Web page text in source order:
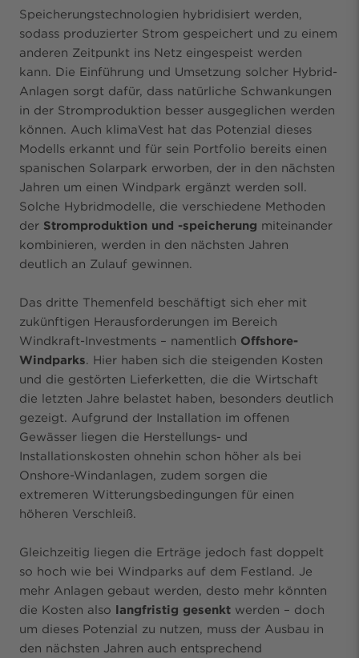
Speicherungstechnologien hybridisiert werden,
sodass produzierter Strom gespeichert und zu einem
anderen Zeitpunkt ins Netz eingespeist werden
kann. Die Einführung und Umsetzung solcher Hybrid-
Anlagen sorgt dafür, dass natürliche Schwankungen
in der Stromproduktion besser ausgeglichen werden
können. Auch klimaVest hat das Potenzial dieses
Modells erkannt und für sein Portfolio bereits einen
spanischen Solarpark erworben, der in den nächsten
Jahren um einen Windpark ergänzt werden soll.
Solche Hybridmodelle, die verschiedene Methoden
der Stromproduktion und -speicherung miteinander
kombinieren, werden in den nächsten Jahren
deutlich an Zulauf gewinnen.
Das dritte Themenfeld beschäftigt sich eher mit
zukünftigen Herausforderungen im Bereich
Windkraft-Investments – namentlich Offshore-
Windparks. Hier haben sich die steigenden Kosten
und die gestörten Lieferketten, die die Wirtschaft
die letzten Jahre belastet haben, besonders deutlich
gezeigt. Aufgrund der Installation im offenen
Gewässer liegen die Herstellungs- und
Installationskosten ohnehin schon höher als bei
Onshore-Windanlagen, zudem sorgen die
extremeren Witterungsbedingungen für einen
höheren Verschleiß.
Gleichzeitig liegen die Erträge jedoch fast doppelt
so hoch wie bei Windparks auf dem Festland. Je
mehr Anlagen gebaut werden, desto mehr könnten
die Kosten also langfristig gesenkt werden – doch
um dieses Potenzial zu nutzen, muss der Ausbau in
den nächsten Jahren auch entsprechend